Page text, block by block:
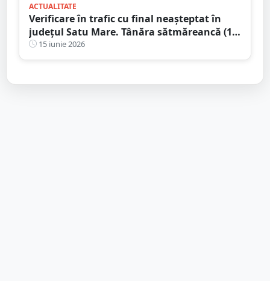
ACTUALITATE
Verificare în trafic cu final neașteptat în
județul Satu Mare. Tânăra sătmăreancă (18
ani) s-a ales cu dosar penal
15 iunie 2026